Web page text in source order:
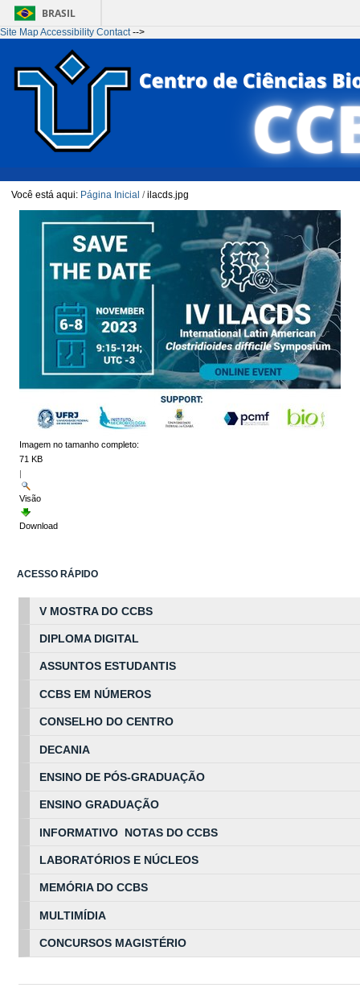
BRASIL
Ir para o conteúdo
Site MapAccessibility Contact-->
Você está aqui: Página Inicial /ilacds.jpg
Imagem no tamanho completo:
71 KB
|
Visão
Download
ACESSO RÁPIDO
V MOSTRA DO CCBS
DIPLOMA DIGITAL
ASSUNTOS ESTUDANTIS
CCBS EM NÚMEROS
CONSELHO DO CENTRO
DECANIA
ENSINO DE PÓS-GRADUAÇÃO
ENSINO GRADUAÇÃO
INFORMATIVO NOTAS DO CCBS
LABORATÓRIOS E NÚCLEOS
MEMÓRIA DO CCBS
MULTIMÍDIA
CONCURSOS MAGISTÉRIO